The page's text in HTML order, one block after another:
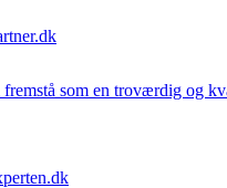
som en troværdig og